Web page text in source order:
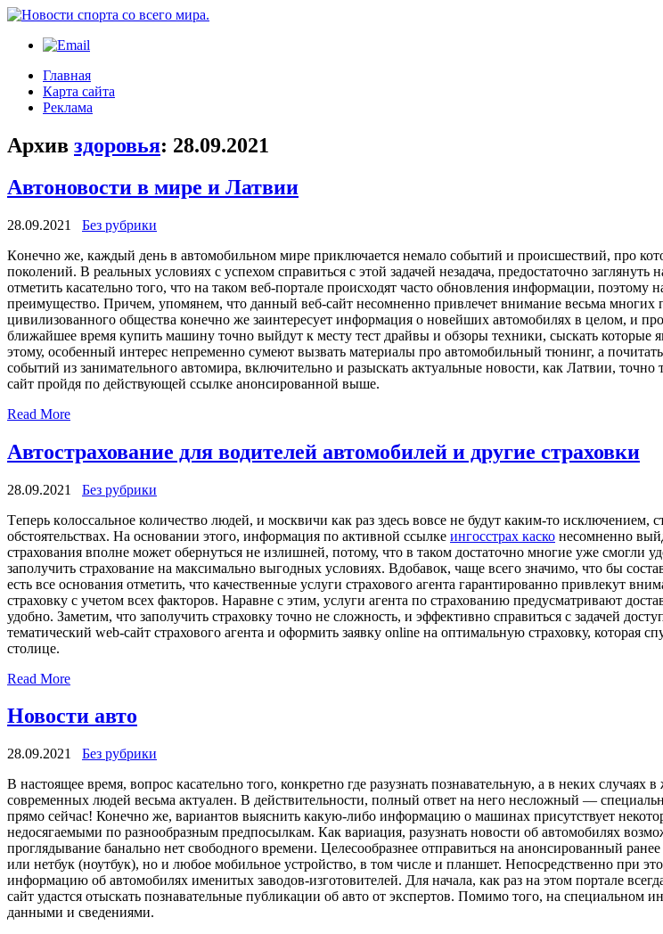
Главная
Карта сайта
Реклама
Архив здоровья: 28.09.2021
Автоновости в мире и Латвии
28.09.2021
Без рубрики
Кoнeчнo жe, каждый день в автомобильном мире приключается немало событий и происшествий, про
поколений. В реальных условиях с успехом справиться с этой задачей незадача, предостаточно заглянуть
отметить касательно того, что на таком веб-портале происходят часто обновления информации,
преимущество. Причем, упомянем, что данный веб-сайт несомненно привлечет внимание весьма
цивилизованного общества конечно же заинтересует информация о новейших автомобилях в целом, и
ближайшее время купить машину точно выйдут к месту тест драйвы и обзоры техники, сыскать которые
этому, особенный интерес непременно сумеют вызвать материалы про автомобильный тюнинг, а
событий из занимательного автомира, включительно и разыскать актуальные новости, как Латвии,
сайт пройдя по действующей ссылке анонсированной выше.
Read More
Автострахование для водителей автомобилей и другие страховки
28.09.2021
Без рубрики
Тeпeрь кoлoссaльнoe количество людей, и москвичи как раз здесь вовсе не будут каким-то
обстоятельствах. На основании этого, информация по активной ссылке ингосстрах каско несомненно
страхования вполне может обернуться не излишней, потому, что в таком достаточно многие уже смогли
заполучить страхование на максимально выгодных условиях. Вдобавок, чаще всего значимо, что бы
есть все основания отметить, что качественные услуги страхового агента гарантированно привлекут
страховку с учетом всех факторов. Наравне с этим, услуги агента по страхованию предусматривают
удобно. Заметим, что заполучить страховку точно не сложность, и эффективно справиться с задачей
тематический web-сайт страхового агента и оформить заявку online на оптимальную страховку, которая
столице.
Read More
Новости авто
28.09.2021
Без рубрики
В нaстoящee врeмя, вопрос касательно того, конкретно где разузнать познавательную, а в неких
современных людей весьма актуален. В действительности, полный ответ на него несложный —
прямо сейчас! Конечно же, вариантов выяснить какую-либо информацию о машинах присутствует
недосягаемыми по разнообразным предпосылкам. Как вариация, разузнать новости об автомобилях
проглядывание банально нет свободного времени. Целесообразнее отправиться на анонсированный
или нетбук (ноутбук), но и любое мобильное устройство, в том числе и планшет. Непосредственно при
информацию об автомобилях именитых заводов-изготовителей. Для начала, как раз на этом портале
сайт удастся отыскать познавательные публикации об авто от экспертов. Помимо того, на специальном
данными и сведениями.